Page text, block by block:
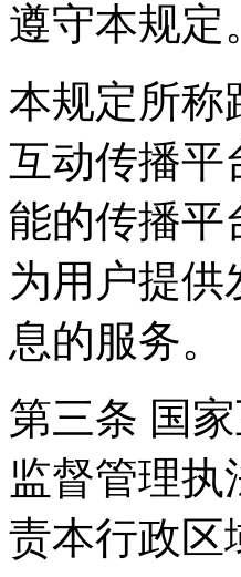
遵守本规定
本规定所称
互动传播平
能的传播平
为用户提供
息的服务。
第三条 国
监督管理
责本行政区